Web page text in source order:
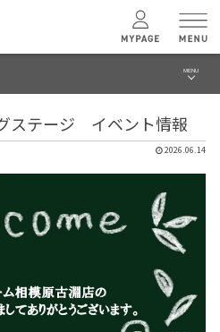
MENU
ステージ イベント情報
2026.06.14